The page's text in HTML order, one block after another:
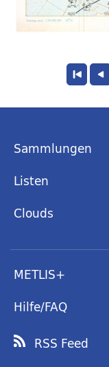
Sammlungen
Listen
Clouds
METLIS+
Hilfe/FAQ
RSS Feed